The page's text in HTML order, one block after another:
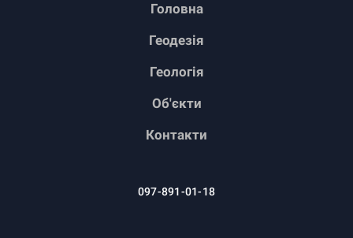
Головна
Геодезія
Геологія
Об'єкти
Контакти
097-891-01-18